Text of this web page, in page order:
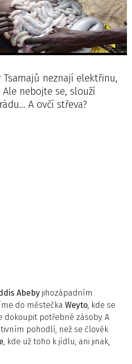
Tsamajů neznají elektřinu,
nebojte se, slouží
A ovčí střeva?
Abeby jihozápadním
do městečka Weyto, kde se
dokoupit potřebné zásoby. A
pohodlí, než se člověk
, kde už toho k jídlu, ani jinak,